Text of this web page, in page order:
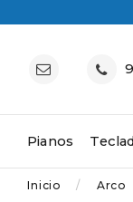
Pianos
Inicio Arco